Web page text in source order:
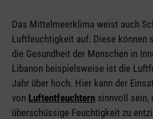
Das Mittelmeerklima weist auch
Luftfeuchtigkeit auf. Diese können
die Gesundheit der Menschen in
Libanon beispielsweise ist die
Jahr über hoch. Hier kann der
von Luftentfeuchtern sinnvoll sein,
überschüssige Feuchtigkeit zu